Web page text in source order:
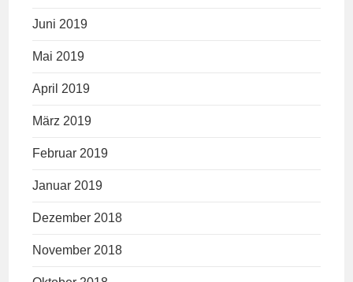
Juni 2019
Mai 2019
April 2019
März 2019
Februar 2019
Januar 2019
Dezember 2018
November 2018